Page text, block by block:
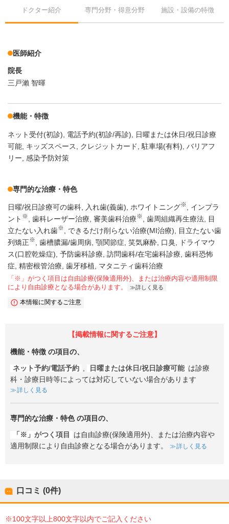
ドクター紹介 専門分野・得意分野 施設・設備の特徴
医師紹介
院長
三戸瀨 智暉
機能・特徴
ネット受付(初診) 電話予約(初診/再診)
日曜または休日/祝日診療
可能 キッズスペース クレジットカード 駐車場(有料) バリアフ
リー 感染予防対策
専門的な治療・特色
日曜/祝日診療可の歯科 入れ歯(義歯) ホワイトニング※
インプラ
ント ※ 歯科レーザー治療 審美歯科治療※ 歯周組織再生療法
目
立たない入れ歯※ できるだけ削らない治療(MI治療)
目立たない歯
列矯正※ 歯槽膿漏/歯周病 顎関節症 笑気麻酔 口臭
ドライマウ
ス(口腔乾燥症) 予防歯科診療 訪問歯科/在宅歯科診療 歯科恐怖
症 精密根管治療 歯牙移植 マタニティ歯科治療
「※」がつく項目は自由診療(保険適用外)、または治療内容や適用制限
により自由診療となる場合があります。
詳しく見る
本情報に関するご注意
【掲載情報に関するご注意】
機能・特徴 の項目の、
ネット予約/電話予約 , 日曜または休日/祝日診療可能 は診療
科・診療日時等によっては対応していない場合があります
詳しく見る
専門的な治療・特色の項目の、
「※」がつく項目
は自由診療(保険適用外)、または治療内容や
適用制限により自由診療となる場合があります。
詳しく見る
口コミ (0件)
※100文字以上800文字以内でご記入ください